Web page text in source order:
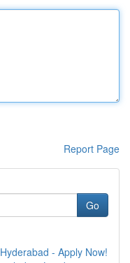
Report Page
Go
- Apply Now!